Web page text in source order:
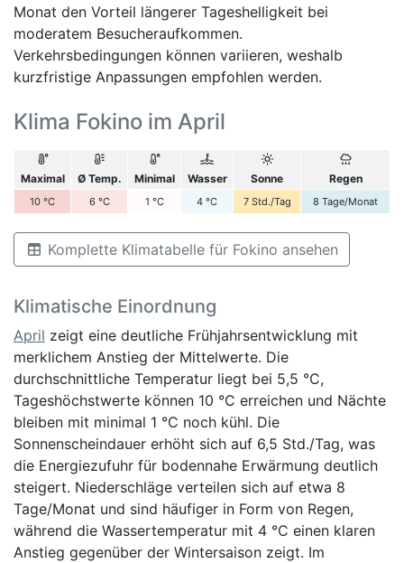
Monat den Vorteil längerer Tageshelligkeit bei
moderatem Besucheraufkommen.
Verkehrsbedingungen können variieren, weshalb
kurzfristige Anpassungen empfohlen werden.
Klima Fokino im April
Maximal Ø Temp. Minimal Wasser Sonne Regen
10 °C 6 °C 1 °C 4 °C 7 Std./Tag 8 Tage/Monat
Komplette Klimatabelle für Fokino ansehen
Klimatische Einordnung
April zeigt eine deutliche Frühjahrsentwicklung mit
merklichem Anstieg der Mittelwerte. Die
durchschnittliche Temperatur liegt bei 5,5 °C,
Tageshöchstwerte können 10 °C erreichen und Nächte
bleiben mit minimal 1 °C noch kühl. Die
Sonnenscheindauer erhöht sich auf 6,5 Std./Tag, was
die Energiezufuhr für bodennahe Erwärmung deutlich
steigert. Niederschläge verteilen sich auf etwa 8
Tage/Monat und sind häufiger in Form von Regen,
während die Wassertemperatur mit 4 °C einen klaren
Anstieg gegenüber der Wintersaison zeigt. Im